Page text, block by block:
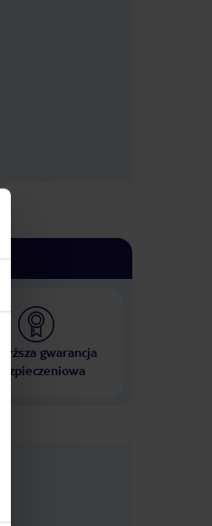
gwarancja